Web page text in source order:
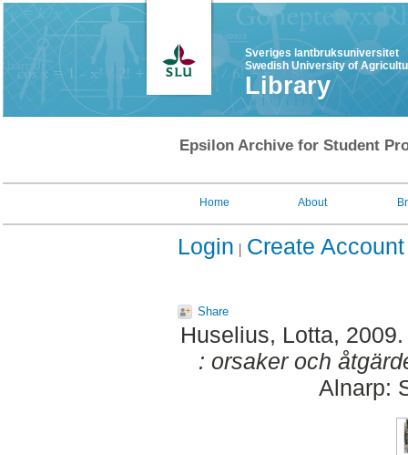
Sveriges lantbruksuniversitet
Swedish University of
Library
Epsilon Archive for Student
Home About
Login Create Account
Share
Huselius, Lotta,
: orsaker och
Alnarp: